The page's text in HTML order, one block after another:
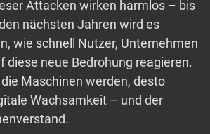
Attacken wirken harmlos – bis
nächsten Jahren wird es
wie schnell Nutzer, Unternehmen
diese neue Bedrohung reagieren.
Maschinen werden, desto
Wachsamkeit – und der